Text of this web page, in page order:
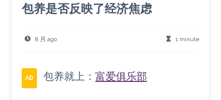
包养是否反映了经济焦虑
8 月 ago 1 minute
AD 包养就上： 富爱俱乐部